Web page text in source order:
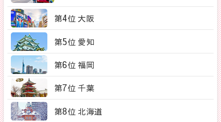
第4位 大阪
第5位 愛知
第6位 福岡
第7位 千葉
第8位 北海道